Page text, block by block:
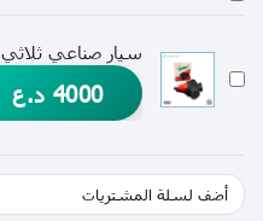
سيار صناعي ثلاثي
4000 د.ع